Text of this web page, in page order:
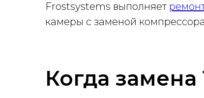
Frostsystems выполняет
камеры с заменой
Когда